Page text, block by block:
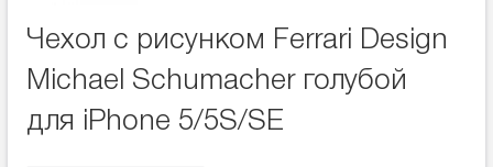
Чехол с рисунком Ferrari Design
Michael Schumacher голубой
для iPhone 5/5S/SE